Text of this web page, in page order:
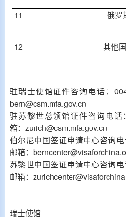
11
俄罗
12 其他
驻瑞士使馆证件咨询电话：
bern@csm.mfa.gov.cn
驻苏黎世总领馆证件咨询电话
箱：zurich@csm.mfa.gov.cn
伯尔尼中国签证申请中心咨询电
邮箱：
苏黎世中国签证申请中心咨询电
邮箱：
瑞士使馆